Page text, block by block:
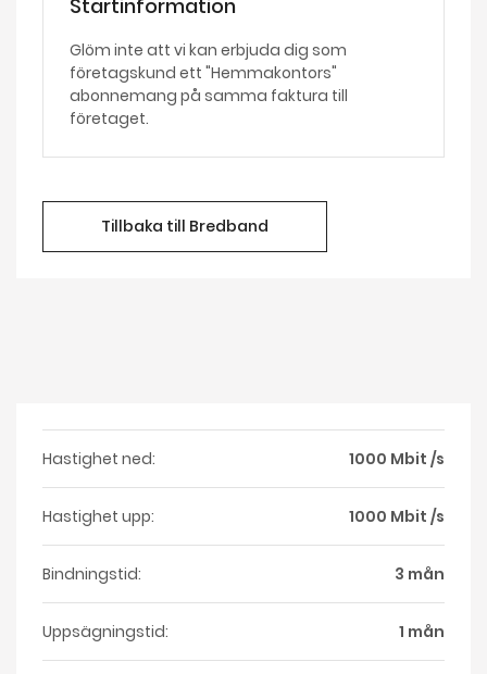
Startinformation
Glöm inte att vi kan erbjuda dig som
företagskund ett "Hemmakontors"
abonnemang på samma faktura till
företaget.
Tillbaka till Bredband
Hastighet ned: 1000 Mbit /s
Hastighet upp: 1000 Mbit /s
Bindningstid: 3 mån
Uppsägningstid: 1 mån